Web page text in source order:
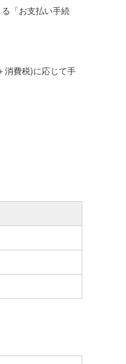
「お支払い手続
消費税)に応じて手